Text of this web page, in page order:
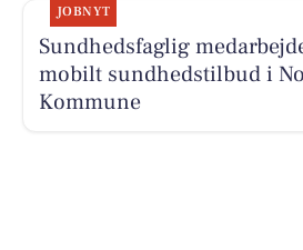
JOBNYT
Sundhedsfaglig
mobilt sundhedstilbud i
Kommune